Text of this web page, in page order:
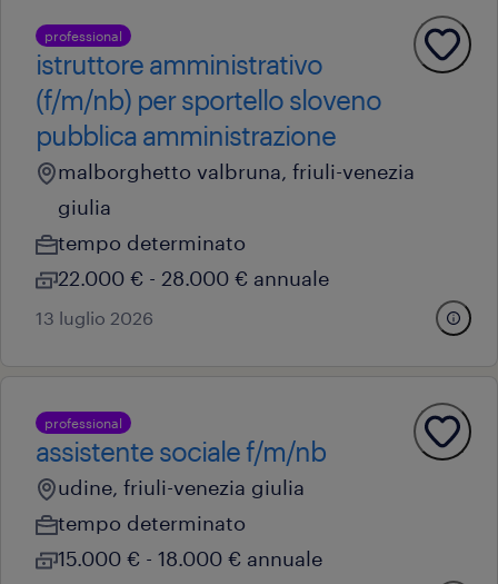
professional
istruttore amministrativo
(f/m/nb) per sportello sloveno
pubblica amministrazione
malborghetto valbruna, friuli-venezia
giulia
tempo determinato
22.000 € - 28.000 € annuale
13 luglio 2026
professional
assistente sociale f/m/nb
udine, friuli-venezia giulia
tempo determinato
15.000 € - 18.000 € annuale